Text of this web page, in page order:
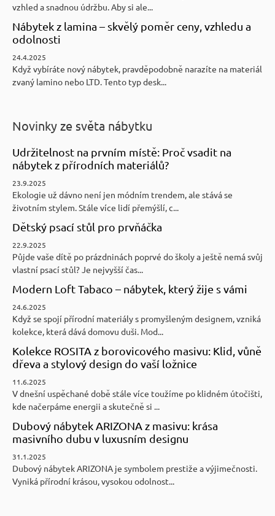
vzhled a snadnou údržbu. Aby si ale...
Nábytek z lamina – skvělý poměr ceny, vzhledu a
odolnosti
24.4.2025
Když vybíráte nový nábytek, pravděpodobně narazíte na materiál
zvaný lamino nebo LTD. Tento typ desk...
Novinky ze světa nábytku
Udržitelnost na prvním místě: Proč vsadit na
nábytek z přírodních materiálů?
23.9.2025
Ekologie už dávno není jen módním trendem, ale stává se
životním stylem. Stále více lidí přemýšlí, c...
Dětský psací stůl pro prvňáčka
22.9.2025
Půjde vaše dítě po prázdninách poprvé do školy a ještě nemá svůj
vlastní psací stůl? Je nejvyšší čas...
Modern Loft Tabaco – nábytek, který žije s vámi
24.6.2025
Když se spojí přírodní materiály s promyšleným designem, vzniká
kolekce, která dává domovu duši. Mod...
Kolekce ROSITA z borovicového masivu: Klid, vůně
dřeva a stylový design do vaší ložnice
11.6.2025
V dnešní uspěchané době stále více toužíme po klidném útočišti,
kde načerpáme energii a skutečně si ...
Dubový nábytek ARIZONA z masivu: krása
masivního dubu v luxusním designu
31.1.2025
Dubový nábytek ARIZONA je symbolem prestiže a výjimečnosti.
Vyniká přírodní krásou, vysokou odolnost...